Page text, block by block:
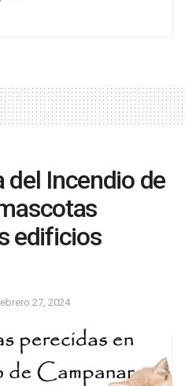
del Incendio de
edificios
27, 2024